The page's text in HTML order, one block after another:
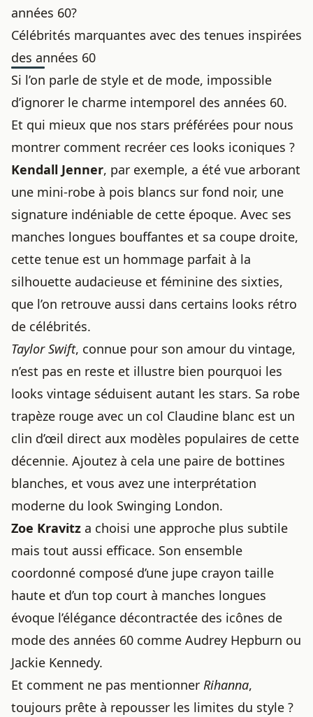
années 60?
Célébrités marquantes avec des tenues inspirées
des années 60
Si l’on parle de style et de mode, impossible
d’ignorer le charme intemporel des années 60.
Et qui mieux que nos stars préférées pour nous
montrer comment recréer ces looks iconiques ?
Kendall Jenner, par exemple, a été vue arborant
une mini-robe à pois blancs sur fond noir, une
signature indéniable de cette époque. Avec ses
manches longues bouffantes et sa coupe droite,
cette tenue est un hommage parfait à la
silhouette audacieuse et féminine des sixties,
que l’on retrouve aussi dans certains looks rétro
de célébrités.
Taylor Swift, connue pour son amour du vintage,
n’est pas en reste et illustre bien pourquoi les
looks vintage séduisent autant les stars. Sa robe
trapèze rouge avec un col Claudine blanc est un
clin d’œil direct aux modèles populaires de cette
décennie. Ajoutez à cela une paire de bottines
blanches, et vous avez une interprétation
moderne du look Swinging London.
Zoe Kravitz a choisi une approche plus subtile
mais tout aussi efficace. Son ensemble
coordonné composé d’une jupe crayon taille
haute et d’un top court à manches longues
évoque l’élégance décontractée des icônes de
mode des années 60 comme Audrey Hepburn ou
Jackie Kennedy.
Et comment ne pas mentionner Rihanna,
toujours prête à repousser les limites du style ?